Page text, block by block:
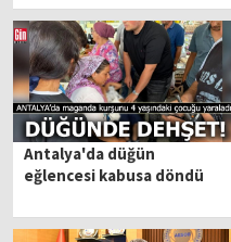
Antalya'da düğün
eğlencesi kabusa döndü